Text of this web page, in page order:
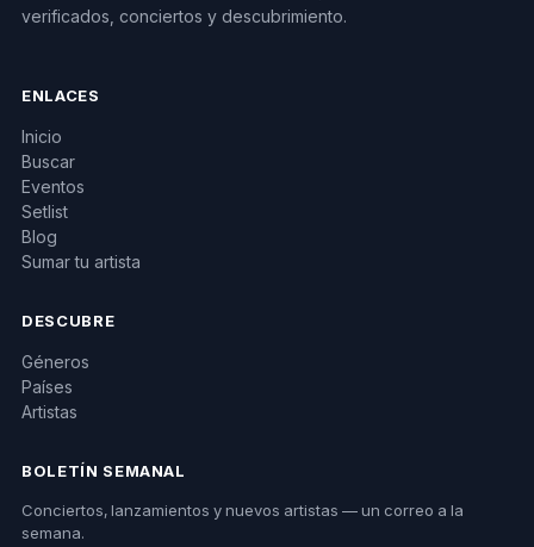
verificados, conciertos y descubrimiento.
ENLACES
Inicio
Buscar
Eventos
Setlist
Blog
Sumar tu artista
DESCUBRE
Géneros
Países
Artistas
BOLETÍN SEMANAL
Conciertos, lanzamientos y nuevos artistas — un correo a la
semana.